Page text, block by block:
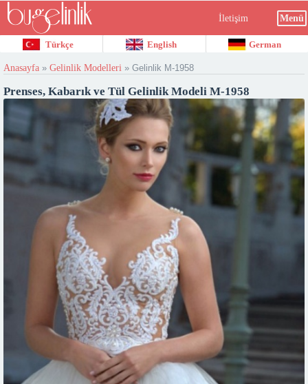
İletişim Menü
Türkçe English German
Anasayfa » Gelinlik Modelleri » Gelinlik M-1958
Prenses, Kabarık ve Tül Gelinlik Modeli M-1958